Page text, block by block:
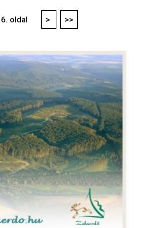
oldal > >>